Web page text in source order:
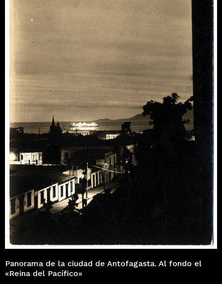
Panorama de la ciudad de Antofagasta. Al fondo el
«Reina del Pacífico»